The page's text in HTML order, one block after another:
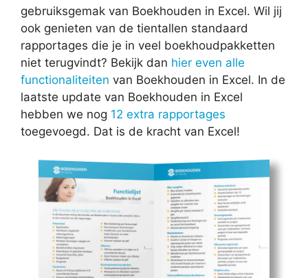
gebruiksgemak van Boekhouden in Excel. Wil jij
ook genieten van de tientallen standaard
rapportages die je in veel boekhoudpakketten
niet terugvindt? Bekijk dan hier even alle
functionaliteiten van Boekhouden in Excel. In de
laatste update van Boekhouden in Excel
hebben we nog 12 extra rapportages
toegevoegd. Dat is de kracht van Excel!